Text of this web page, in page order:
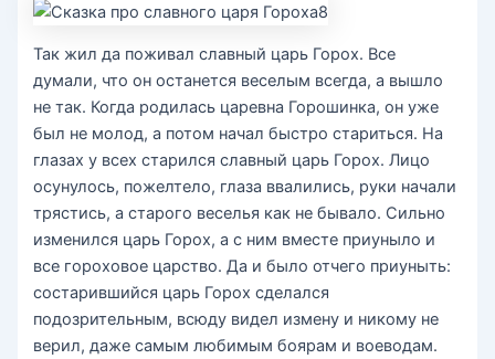
Так жил да поживал славный царь Горох. Все
думали, что он останется веселым всегда, а вышло
не так. Когда родилась царевна Горошинка, он уже
был не молод, а потом начал быстро стариться. На
глазах у всех старился славный царь Горох. Лицо
осунулось, пожелтело, глаза ввалились, руки начали
трястись, а старого веселья как не бывало. Сильно
изменился царь Горох, а с ним вместе приуныло и
все гороховое царство. Да и было отчего приуныть:
состарившийся царь Горох сделался
подозрительным, всюду видел измену и никому не
верил, даже самым любимым боярам и воеводам.